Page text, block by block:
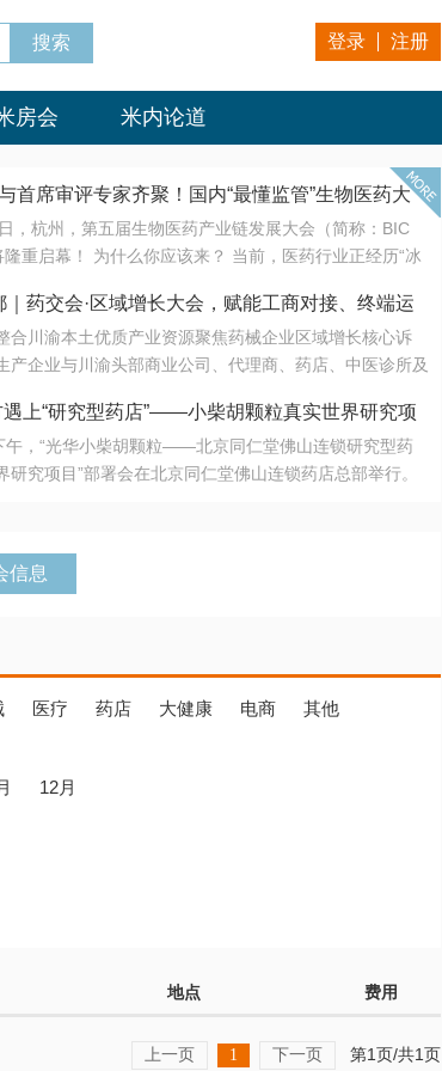
登录 注册
房会 米内论道
药交会·区域增长大会，赋能工商对接、终端运营
首席审评专家齐聚！国内“最懂监管”生物医药大
！
，杭州，第五届生物医药产业链发展大会（简称：BIC
重启幕！ 为什么你应该来？ 当前，医药行业正经历“冰
义研发效率；另一端是创新药“最后一公里”的支付与入院
更成熟的产业生态。 同质化“内卷”已无出路，全产业链协
力建设才是破局关键。 本届大会以 “重构生态，定义未
从中药创新、复杂药物制剂、CGT、多肽与小核酸的技
CDMO的柔性智造。 我们致力于打破壁垒，让“实验
线”、“研发端”与“支付端”深度对话，更让监管、产业、资
｜药交会·区域增长大会，赋能工商对接、终端运
合川渝本土优质产业资源聚焦药械企业区域增长核心诉
产企业与川渝头部商业公司、代理商、药店、中医诊所及
夯实西南市场战略布局
上“研究型药店”——小柴胡颗粒真实世界研究项
仁堂佛山连锁启动
午，“光华小柴胡颗粒——北京同仁堂佛山连锁研究型药
研究项目”部署会在北京同仁堂佛山连锁药店总部举行。
信息
医疗 药店 大健康 电商
其他
12月
地点 费用
上一页 1 下一页 第1页/共1页